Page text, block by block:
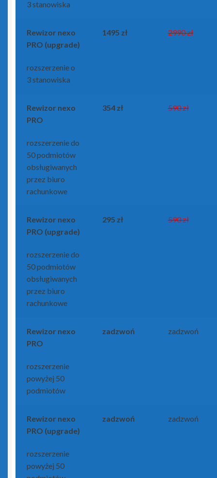
3 stanowiska
Rewizor nexo
PRO (upgrade)
rozszerzenie o
3 stanowiska
1495 zł 2990 zł
Rewizor nexo
PRO
rozszerzenie do
50 podmiotów
obsługiwanych
przez biuro
rachunkowe
354 zł 590 zł
Rewizor nexo
PRO (upgrade)
rozszerzenie do
50 podmiotów
obsługiwanych
przez biuro
rachunkowe
295 zł 590 zł
Rewizor nexo
PRO
rozszerzenie
powyżej 50
podmiotów
zadzwoń zadzwoń
Rewizor nexo
PRO (upgrade)
rozszerzenie
powyżej 50
zadzwoń zadzwoń